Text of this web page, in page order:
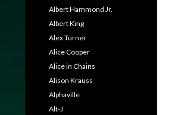
Albert Hammond Jr.
Albert King
Alex Turner
Alice Cooper
Alice in Chains
Alison Krauss
Alphaville
Alt-J